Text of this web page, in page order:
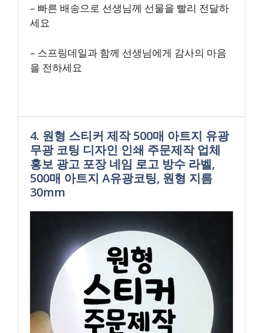
– 빠른 배송으로 선생님께 선물을 빨리 전달하
세요
– 스프링데일과 함께 선생님에게 감사의 마음
을 전하세요
4. 원형 스티커 제작 500매 아트지 유광
무광 코팅 디자인 인쇄 주문제작 업체
홍보 광고 포장 네임 로고 방수 라벨,
500매 아트지 A유광코팅, 원형 지름
30mm